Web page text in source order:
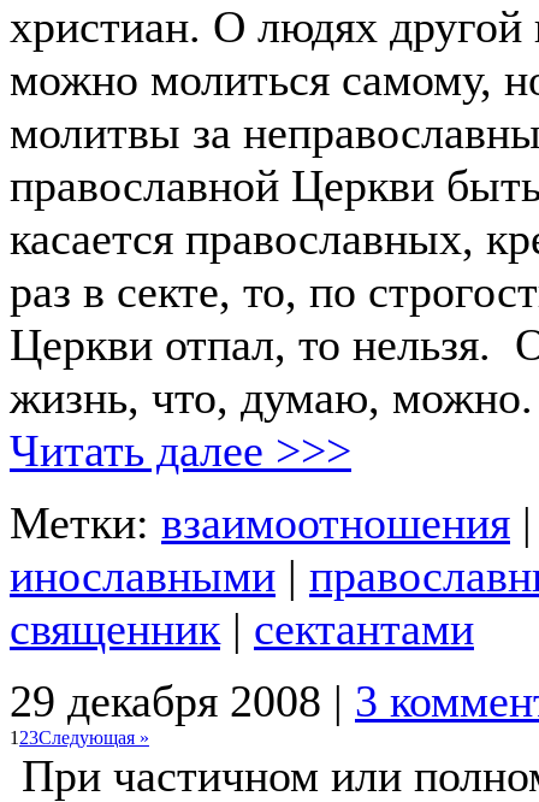
христиан. О людях другой
можно молиться самому,
молитвы за
православной Церкви
касается православных,
раз в секте, то, по
Церкви отпал, то нельзя.
жизнь, что, думаю, можно.
Читать далее >>>
Метки: взаимоотношения
инославными |
священник | сектантами
29 декабря 2008 | 3
1 23Следующая »
При частичном или